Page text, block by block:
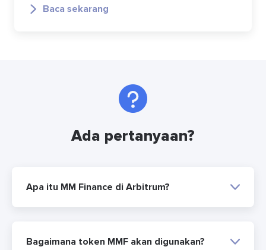
Baca sekarang
Ada pertanyaan?
Apa itu MM Finance di Arbitrum?
Bagaimana token MMF akan digunakan?